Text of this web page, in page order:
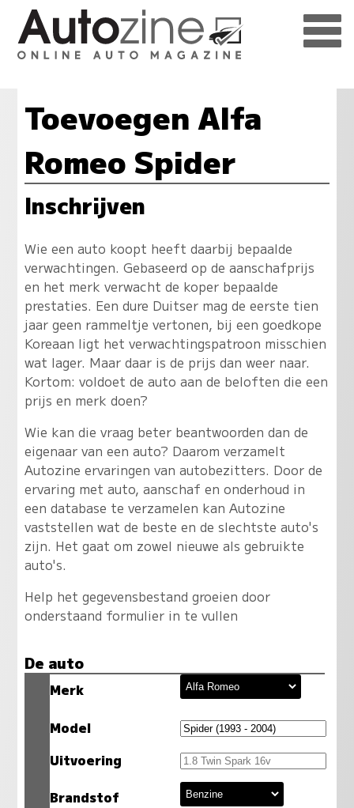
Toevoegen Alfa
Romeo Spider
Inschrijven
Wie een auto koopt heeft daarbij bepaalde
verwachtingen. Gebaseerd op de aanschafprijs
en het merk verwacht de koper bepaalde
prestaties. Een dure Duitser mag de eerste tien
jaar geen rammeltje vertonen, bij een goedkope
Koreaan ligt het verwachtingspatroon misschien
wat lager. Maar daar is de prijs dan weer naar.
Kortom: voldoet de auto aan de beloften die een
prijs en merk doen?
Wie kan die vraag beter beantwoorden dan de
eigenaar van een auto? Daarom verzamelt
Autozine ervaringen van autobezitters. Door de
ervaring met auto, aanschaf en onderhoud in
een database te verzamelen kan Autozine
vaststellen wat de beste en de slechtste auto's
zijn. Het gaat om zowel nieuwe als gebruikte
auto's.
Help het gegevensbestand groeien door
onderstaand formulier in te vullen
De auto
Merk
Model
Uitvoering
Brandstof